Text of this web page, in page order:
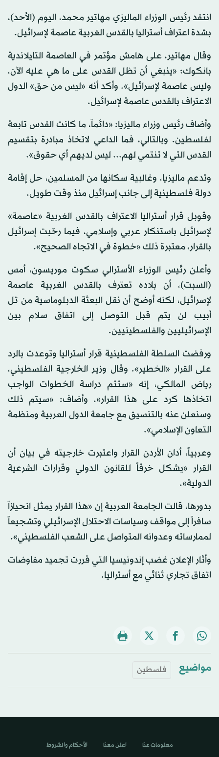
انتقد رئيس الوزراء الماليزي مهاتير محمد، اليوم (الأحد)،
بشدة اعتراف أستراليا بالقدس الغربية عاصمة لإسرائيل.
وقال مهاتير، على هامش مؤتمر في العاصمة التايلاندية
بانكوك: «ينبغي أن تظل القدس على ما هي عليه الآن،
وليس عاصمة لإسرائيل». وأكد أنه «ليس من حق» الدول
الاعتراف بالقدس عاصمة لإسرائيل.
وأضاف رئيس وزراء ماليزيا: «دائماً، ما كانت القدس تابعة
لفلسطين. وبالتالي، فما الداعي لاتخاذ مبادرة بتقسيم
القدس التي لا تنتمي لهم... ليس لديهم أي حقوق».
وتدعم ماليزيا، وغالبية سكانها من المسلمين، حل إقامة
دولة فلسطينية إلى جانب إسرائيل منذ وقت طويل.
وقوبل قرار أستراليا الاعتراف بالقدس الغربية «عاصمة»
لإسرائيل باستنكار عربي وإسلامي، فيما رحّبت إسرائيل
بالقرار، معتبرة ذلك «خطوة في الاتجاه الصحيح».
وأعلن رئيس الوزراء الأسترالي سكوت موريسون، أمس
(السبت)، أن بلاده تعترف بالقدس الغربية عاصمة
لإسرائيل، لكنه أوضح أن نقل البعثة الدبلوماسية من تل
أبيب لن يتم قبل التوصل إلى اتفاق سلام بين
الإسرائيليين والفلسطينيين.
ورفضت السلطة الفلسطينية قرار أستراليا وتوعدت بالرد
على القرار «الخطير». وقال وزير الخارجية الفلسطيني،
رياض المالكي، إنه «ستتم دراسة الخطوات الواجب
اتخاذها كرد على هذا القرار». وأضاف: «سيتم ذلك
وسنعلن عنه بالتنسيق مع جامعة الدول العربية ومنظمة
التعاون الإسلامي».
وعربياً، أدان الأردن القرار واعتبرت خارجيته في بيان أن
القرار «يشكل خرقاً للقانون الدولي وقرارات الشرعية
الدولية».
بدورها، قالت الجامعة العربية إن «هذا القرار يمثل انحيازاً
سافراً إلى مواقف وسياسات الاحتلال الإسرائيلي وتشجيعاً
لممارساته وعدوانه المتواصل على الشعب الفلسطيني».
وأثار الإعلان غضب إندونيسيا التي قررت تجميد مفاوضات
اتفاق تجاري ثنائي مع أستراليا.
مواضيع فلسطين
معلومات عنا اعلن معنا الأحكام والشروط